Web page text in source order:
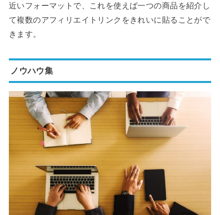
近いフォーマットで、これを使えば一つの商品を紹介し
て複数のアフィリエイトリンクをきれいに貼ることがで
きます。
ノウハウ集